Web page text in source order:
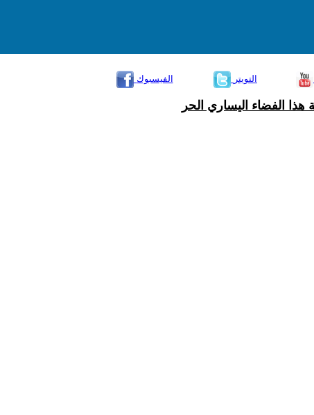
الفيسبوك
التويتر
الفضاء اليساري الحر